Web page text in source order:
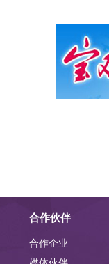
合作伙伴
合作企业